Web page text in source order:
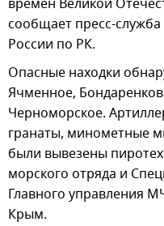
времен Великой
сообщает пресс-
России по РК.
Опасные находки
Ячменное,
Черноморское.
гранаты, минометные
были вывезены
морского отряда и
Главного управления
Крым.